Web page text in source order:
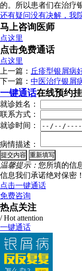
的。所以患者们在治疗
还有疑问没有决解，我
马上咨询医师
点这里
点击免费通话
点这里
上一篇： 丘疹型银屑病
下一篇： 中医治疗银屑
一键通话在线预约
就诊姓名：
联系方式：
就诊时间：
病情描述：
温馨提示： 您所填的信
信息我们承诺绝对保密！
点击一键通话
免费咨询
热点关注
/ Hot attention
一键通话